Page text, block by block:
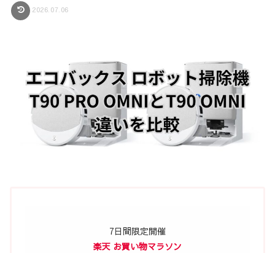
2026.07.06
7日間限定開催
楽天 お買い物マラソン